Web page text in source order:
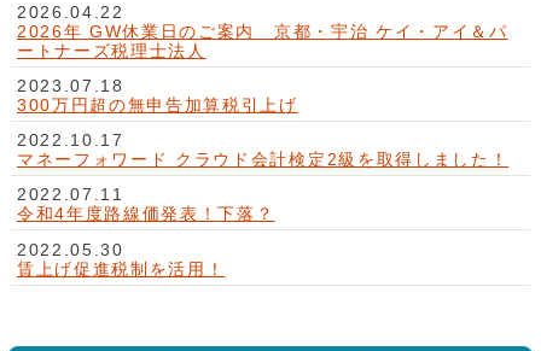
2026.04.22
2026年 GW休業日のご案内 京都・宇治 ケイ・アイ＆パ
ートナーズ税理士法人
2023.07.18
300万円超の無申告加算税引上げ
2022.10.17
マネーフォワード クラウド会計検定2級を取得しました！
2022.07.11
令和4年度路線価発表！下落？
2022.05.30
賃上げ促進税制を活用！